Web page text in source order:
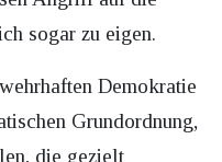
sogar zu eigen.
Demokratie
Grundordnung,
die gezielt